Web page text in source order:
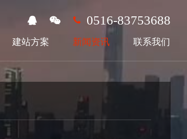
0516-83753688
建站方案 新闻资讯 联系我们